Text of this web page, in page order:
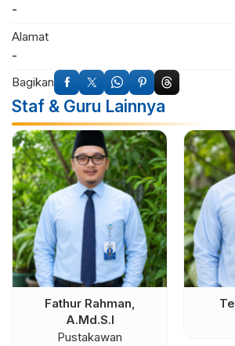
-
Alamat
-
Bagikan
Staf & Guru Lainnya
Fathur Rahman,
A.Md.S.I
Pustakawan